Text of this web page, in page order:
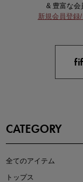
買えば買うほどお得! 最
& 豊富な会
新規会員登録
CATEGORY
全てのアイテム
トップス